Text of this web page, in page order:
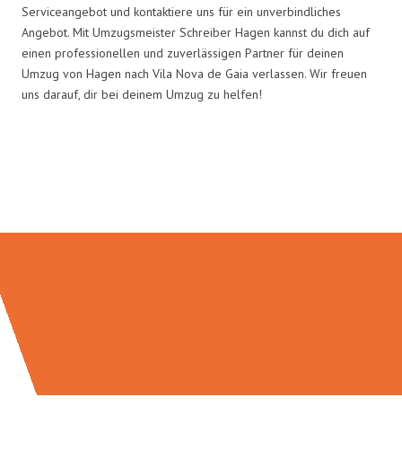
Serviceangebot und kontaktiere uns für ein unverbindliches
Angebot. Mit Umzugsmeister Schreiber Hagen kannst du dich auf
einen professionellen und zuverlässigen Partner für deinen
Umzug von Hagen nach Vila Nova de Gaia verlassen. Wir freuen
uns darauf, dir bei deinem Umzug zu helfen!